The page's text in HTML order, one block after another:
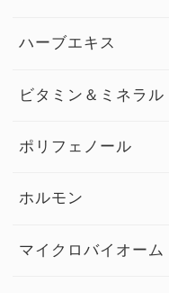
健康セミナー
ダイエット トップ
ハーブエキス
ビタミン＆ミネラル
ビタミン＆ミネラル
ポリフェノール
ホルモン
マイクロバイオーム